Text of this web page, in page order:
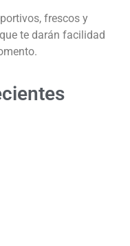
frescos y
te darán facilidad